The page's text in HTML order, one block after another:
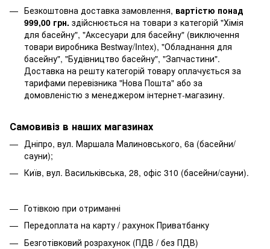
Безкоштовна доставка замовлення, вартістю понад
999,00 грн. здійснюється на товари з категорій "Хімія
для басейну", "Аксесуари для басейну" (виключення
товари виробника Bestway/Intex), "Обладнання для
басейну", "Будівництво басейну", "Запчастини".
Доставка на решту категорій товару оплачується за
тарифами перевізника "Нова Пошта" або за
домовленістю з менеджером інтернет-магазину.
Самовивіз в наших магазинах
Дніпро, вул. Маршала Малиновського, 6а (басейни/
сауни);
Київ, вул. Васильківська, 28, офіс 310 (басейни/сауни).
Готівкою при отриманні
Передоплата на карту / рахунок Приватбанку
Безготівковий розрахунок (ПДВ / без ПДВ)